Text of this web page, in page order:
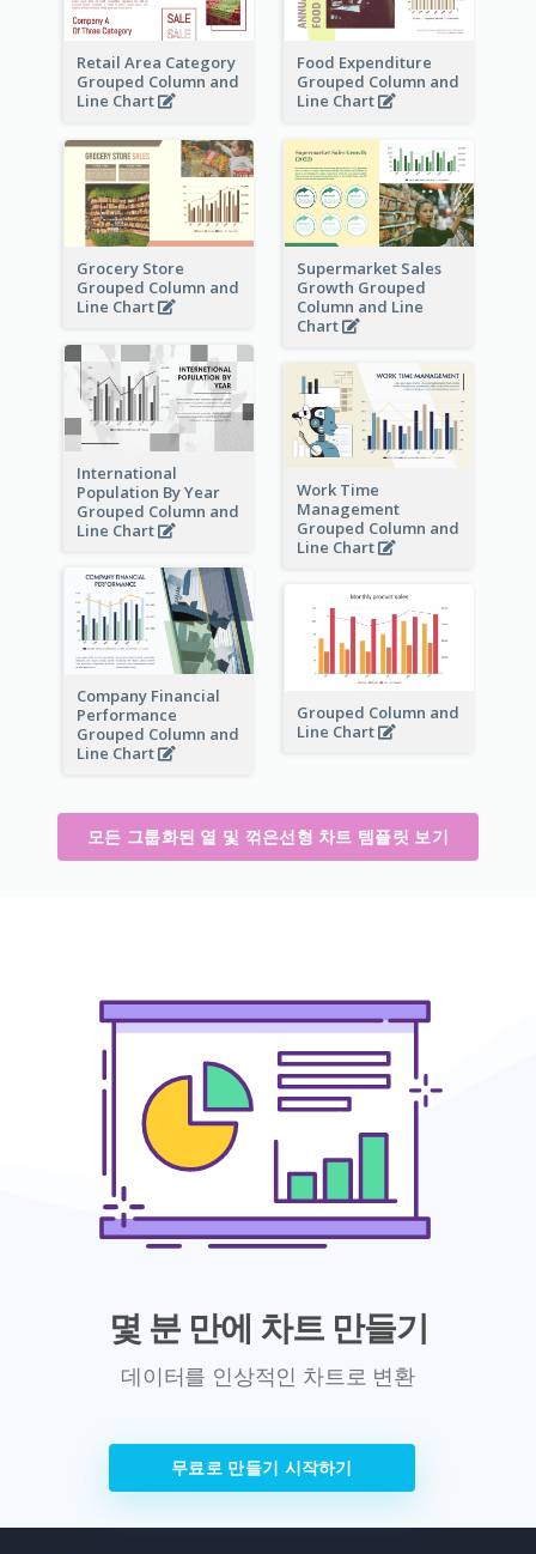
Retail Area Category
Grouped Column and
Line Chart
Food Expenditure
Grouped Column and
Line Chart
Grocery Store
Grouped Column and
Line Chart
Supermarket Sales
Growth Grouped
Column and Line
Chart
International
Population By Year
Grouped Column and
Line Chart
Work Time
Management
Grouped Column and
Line Chart
Company Financial
Performance
Grouped Column and
Line Chart
Grouped Column and
Line Chart
모든 그룹화된 열 및 꺾은선형 차트 템플릿 보기
몇 분 만에 차트 만들기
데이터를 인상적인 차트로 변환
무료로 만들기 시작하기